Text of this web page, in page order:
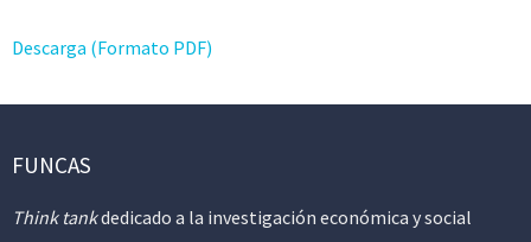
Descarga (Formato PDF)
FUNCAS
Think tankdedicado a la investigación económica y social